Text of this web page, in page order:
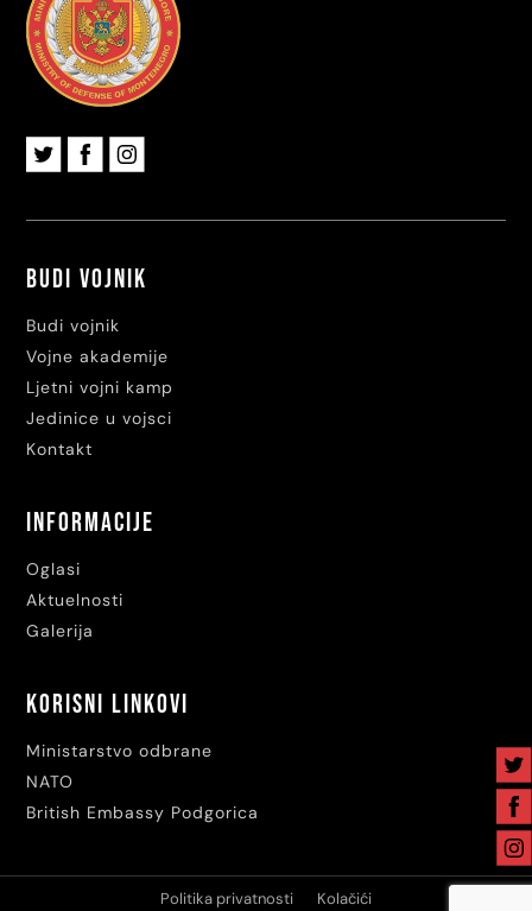
Budi vojnik
Budi vojnik
Vojne akademije
Ljetni vojni kamp
Jedinice u vojsci
Kontakt
Informacije
Oglasi
Aktuelnosti
Galerija
Korisni linkovi
Ministarstvo odbrane
NATO
British Embassy Podgorica
Politika privatnosti Kolačići